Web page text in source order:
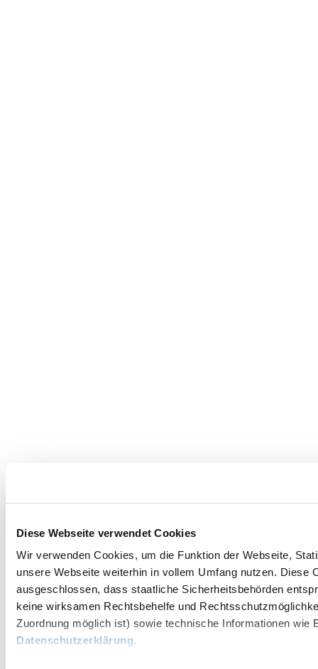
Diese Webseite verwendet Cookies
Wir verwenden Cookies, um die Funktion der Webseite,
unsere Webseite weiterhin in vollem Umfang nutzen.
ausgeschlossen, dass staatliche Sicherheitsbehörden
keine wirksamen Rechtsbehelfe und
Zuordnung möglich ist) sowie technische Informationen wie
Datenschutzerklärung.